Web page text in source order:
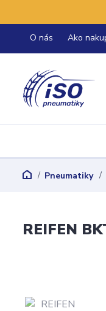
O nás Ako
Pneumatiky
REIFEN